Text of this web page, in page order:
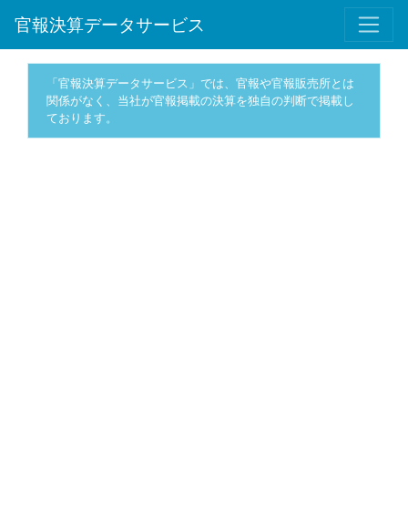
官報決算データサービス
「官報決算データサービス」では、官報や官報販売所とは
関係がなく、当社が官報掲載の決算を独自の判断で掲載し
ております。